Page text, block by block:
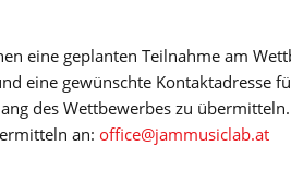
eine geplanten Teilnahme am
eine gewünschte Kontaktadresse
des Wettbewerbes zu
an: office@jammusiclab.at